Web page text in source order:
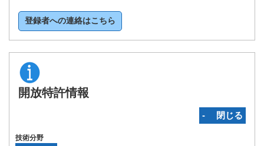
登録者への連絡はこちら
開放特許情報
‐ 閉じる
技術分野